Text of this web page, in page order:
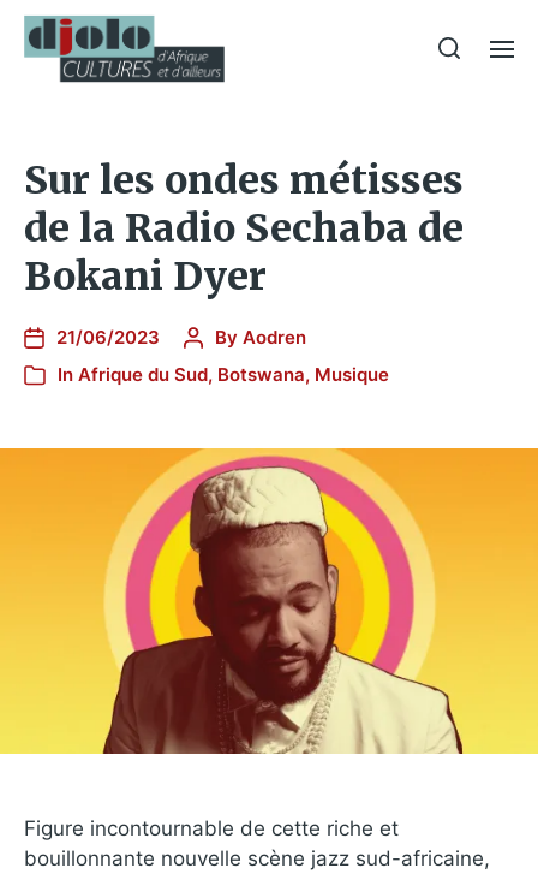
Sur les ondes métisses
de la Radio Sechaba de
Bokani Dyer
21/06/2023 By Aodren
In Afrique du Sud, Botswana, Musique
Figure incontournable de cette riche et
bouillonnante nouvelle scène jazz sud-africaine,